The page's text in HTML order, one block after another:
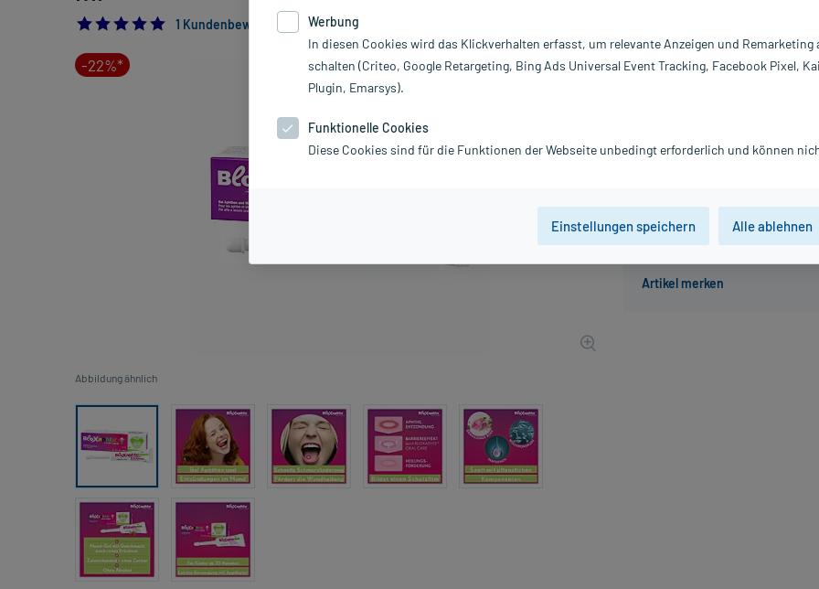
5.0
1 Kundenbewertung*
-22%*
Abbildung ähnlich
Grundpreis: 647,33 € / l
Hersteller:
Werbung
In diesen Cookies wird das Klickverhalten erfasst, um relevante Anzeigen und Remarketing
schalten (Criteo, Google Retargeting, Bing Ads Universal Event Tracking, Facebook Pixel,
Plugin, Emarsys).
Funktionelle Cookies
Diese Cookies sind für die Funktionen der Webseite unbedingt erforderlich und können
Einstellungen speichern Alle ablehnen